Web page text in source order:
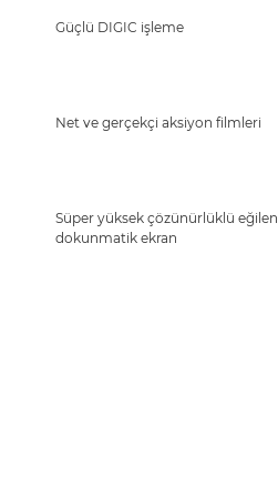
Güçlü DIGIC işleme
Net ve gerçekçi aksiyon filmleri
Süper yüksek çözünürlüklü eğilen
dokunmatik ekran